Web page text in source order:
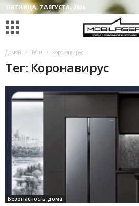
ПЯТНИЦА, 7 АВГУСТА, 2026
Домой Теги Коронавирус
Тег: Коронавирус
Безопасность дома